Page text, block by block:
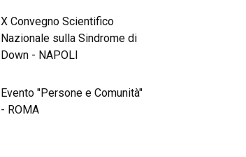
X Convegno Scientifico
Nazionale sulla Sindrome di
Down - NAPOLI
Evento "Persone e Comunità"
- ROMA